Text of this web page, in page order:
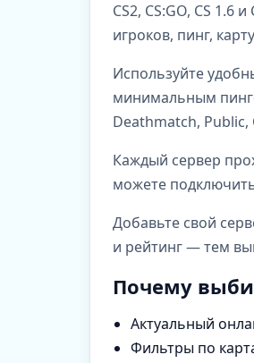
CS2, CS:GO, CS
игроков, пинг,
Используйте
минимальным
Deathmatch,
Каждый сервер
можете
Добавьте свой
и рейтинг — тем
Почему
Актуальный
Фильтры по